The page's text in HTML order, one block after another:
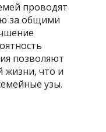
проводят
за общими
позволяют
жизни, что и
узы.